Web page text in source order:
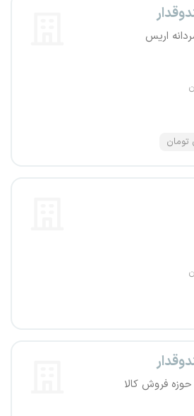
اریس
فروش کالا